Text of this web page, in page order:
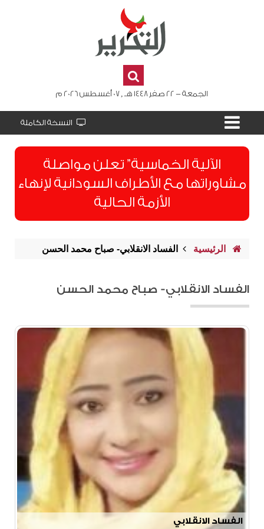
الجمعة - 22 صفر 1448 هـ , 07 أغسطس 2026 م
النسخة الكاملة
الآلية الخماسية” تعلن مواصلة
مشاوراتها مع الأطراف السودانية لإنهاء
الأزمة الحالية
الرئيسية الفساد الانقلابي- صباح محمد الحسن
الفساد الانقلابي- صباح محمد الحسن
الفساد الانقلابي